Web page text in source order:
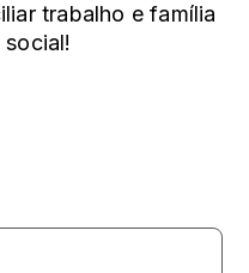
trabalho e família
social!